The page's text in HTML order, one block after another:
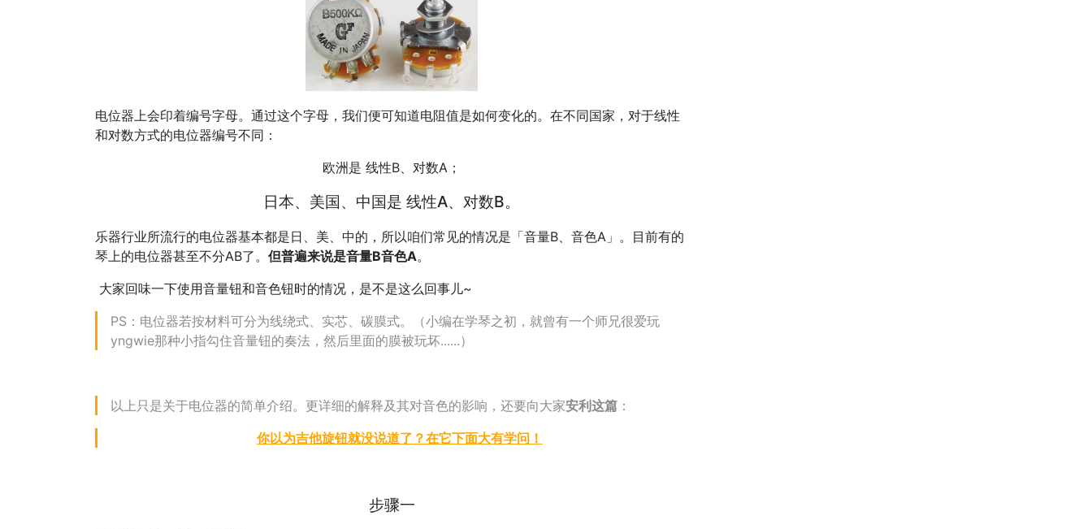
电位器上会印着编号字母。通过这个字母，我们便可知道电阻值是如何变化的。在不同国家，对于线性
和对数方式的电位器编号不同：
欧洲是 线性B、对数A；
日本、美国、中国是 线性A、对数B。
乐器行业所流行的电位器基本都是日、美、中的，所以咱们常见的情况是「音量B、音色A」。目前有的
琴上的电位器甚至不分AB了。 但普遍来说是音量B音色A。
大家回味一下使用音量钮和音色钮时的情况，是不是这么回事儿~
PS：电位器若按材料可分为线绕式、实芯、碳膜式。（小编在学琴之初，就曾有一个师兄很爱玩
yngwie那种小指勾住音量钮的奏法，然后里面的膜被玩坏......）
以上只是关于电位器的简单介绍。更详细的解释及其对音色的影响，还要向大家安利这篇 ：
你以为吉他旋钮就没说道了？在它下面大有学问！
步骤一